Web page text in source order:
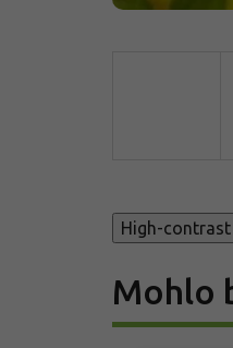
High-
Mohlo